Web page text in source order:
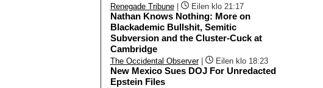
Renegade Tribune| Eilen klo 21:17
Nathan Knows Nothing: More on
Blackademic Bullshit, Semitic
Subversion and the Cluster-Cuck at
Cambridge
The Occidental Observer| Eilen klo 18:23
New Mexico Sues DOJ For Unredacted
Epstein Files